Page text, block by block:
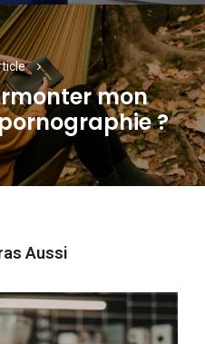
Next
post:
mon
?
Aussi